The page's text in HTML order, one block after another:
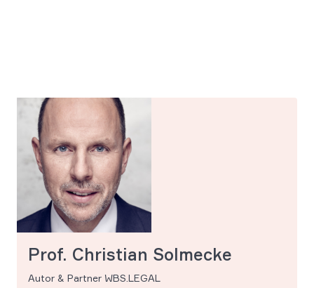
Prof. Christian Solmecke
Autor & Partner WBS.LEGAL